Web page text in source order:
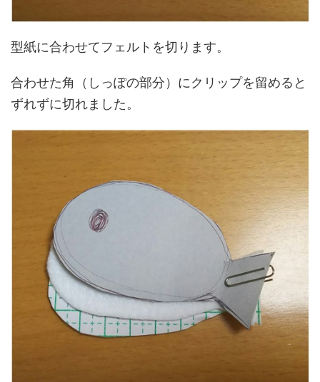
型紙に合わせてフェルトを切ります。
合わせた角（しっぽの部分）にクリップを留めると
ずれずに切れました。